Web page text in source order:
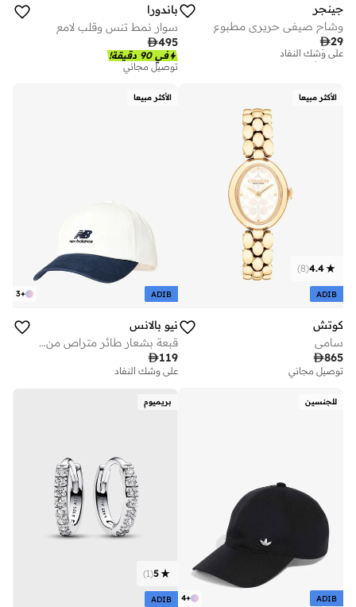
جينجر
وشاح صيفي حريري مطبوع
29
تم بيع أكثر من 10 مؤخرا
على وشك النفاد
تم بيع أكثر من 10 مؤخرا
باندورا
سوار نمط تنس وقلب لامع
495
في 90 دقيقة!
توصيل مجاني
الأكثر مبيعا
4.4
(
8
)
ADIB
كوتش
سامي
865
توصيل مجاني
الأكثر مبيعا
+
3 ADIB
نيو بالانس
قبعة بشعار طائر متراص من ألواح
119
على وشك النفاد
للجنسين
+
4 ADIB
بريميوم
5
(
1
)
ADIB